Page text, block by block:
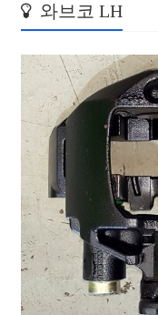
와브코 LH